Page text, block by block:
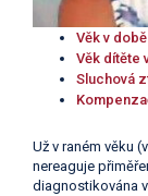
Věk v
Věk dítěte
Sluchová
Už v raném věku
nereaguje
diagnostikována